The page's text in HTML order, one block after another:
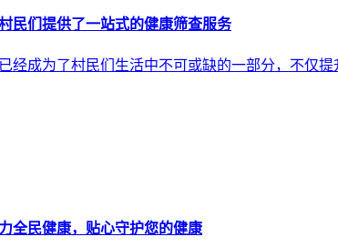
民们提供了一站式的健康筛查服务
经成为了村民们生活中不可或缺的一部分，不
全民健康，贴心守护您的健康